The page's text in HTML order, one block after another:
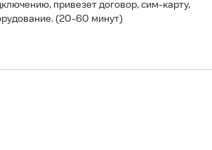
привезет договор, сим-карту,
(20-60 минут)